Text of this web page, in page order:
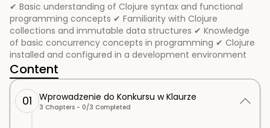
✔ Basic understanding of Clojure syntax and functional
programming concepts ✔ Familiarity with Clojure
collections and immutable data structures ✔ Knowledge
of basic concurrency concepts in programming ✔ Clojure
installed and configured in a development environment
Content
01 Wprowadzenie do Konkursu w Klaurze
3 Chapters - 0/3 Completed